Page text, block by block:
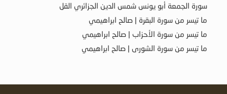
سورة الجمعة أبو يونس شمس الدين الجزائري القل
ما تيسر من سورة البقرة | صالح ابراهيمي
ما تيسر من سورة الأحزاب | صالح ابراهيمي
ما تيسر من سورة الشورى | صالح ابراهيمي